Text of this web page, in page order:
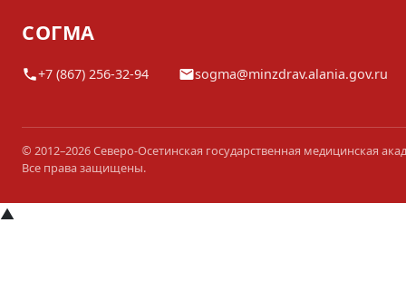
СОГМА
+7 (867) 256-32-94 sogma@minzdrav.alania.gov.ru
© 2012–2026 Северо-Осетинская государственная медицинская
Все права защищены.
▲